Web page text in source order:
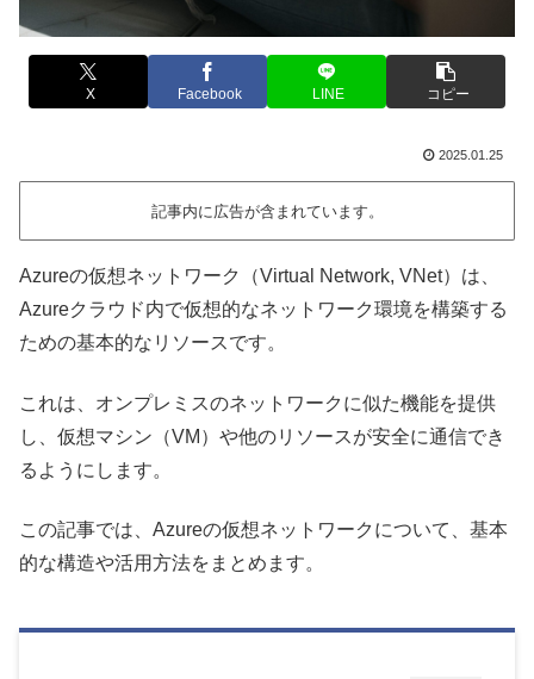
X Facebook LINE コピー
2025.01.25
記事内に広告が含まれています。
Azureの仮想ネットワーク（Virtual Network, VNet）は、
Azureクラウド内で仮想的なネットワーク環境を構築する
ための基本的なリソースです。
これは、オンプレミスのネットワークに似た機能を提供
し、仮想マシン（VM）や他のリソースが安全に通信でき
るようにします。
この記事では、Azureの仮想ネットワークについて、基本
的な構造や活用方法をまとめます。